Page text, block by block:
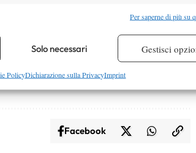
trasmesse automaticamente.
e rilevare frodi, correggere errori,
e contenuto, Salvare e comunicare le
Per saperne di più su
Solo necessari Gestisci
PolicyDichiarazione sulla PrivacyImprint
conquistare punti preziosi in
abbastanza positivo e le
Facebook